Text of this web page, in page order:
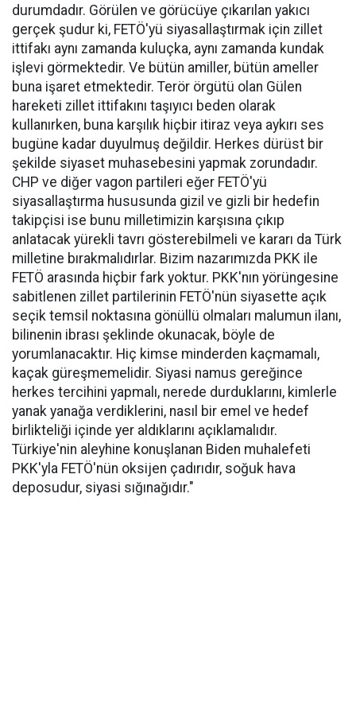
durumdadır. Görülen ve görücüye çıkarılan yakıcı
gerçek şudur ki, FETÖ'yü siyasallaştırmak için zillet
ittifakı aynı zamanda kuluçka, aynı zamanda kundak
işlevi görmektedir. Ve bütün amiller, bütün ameller
buna işaret etmektedir. Terör örgütü olan Gülen
hareketi zillet ittifakını taşıyıcı beden olarak
kullanırken, buna karşılık hiçbir itiraz veya aykırı ses
bugüne kadar duyulmuş değildir. Herkes dürüst bir
şekilde siyaset muhasebesini yapmak zorundadır.
CHP ve diğer vagon partileri eğer FETÖ'yü
siyasallaştırma hususunda gizil ve gizli bir hedefin
takipçisi ise bunu milletimizin karşısına çıkıp
anlatacak yürekli tavrı gösterebilmeli ve kararı da Türk
milletine bırakmalıdırlar. Bizim nazarımızda PKK ile
FETÖ arasında hiçbir fark yoktur. PKK'nın yörüngesine
sabitlenen zillet partilerinin FETÖ'nün siyasette açık
seçik temsil noktasına gönüllü olmaları malumun ilanı,
bilinenin ibrası şeklinde okunacak, böyle de
yorumlanacaktır. Hiç kimse minderden kaçmamalı,
kaçak güreşmemelidir. Siyasi namus gereğince
herkes tercihini yapmalı, nerede durduklarını, kimlerle
yanak yanağa verdiklerini, nasıl bir emel ve hedef
birlikteliği içinde yer aldıklarını açıklamalıdır.
Türkiye'nin aleyhine konuşlanan Biden muhalefeti
PKK'yla FETÖ'nün oksijen çadırıdır, soğuk hava
deposudur, siyasi sığınağıdır."